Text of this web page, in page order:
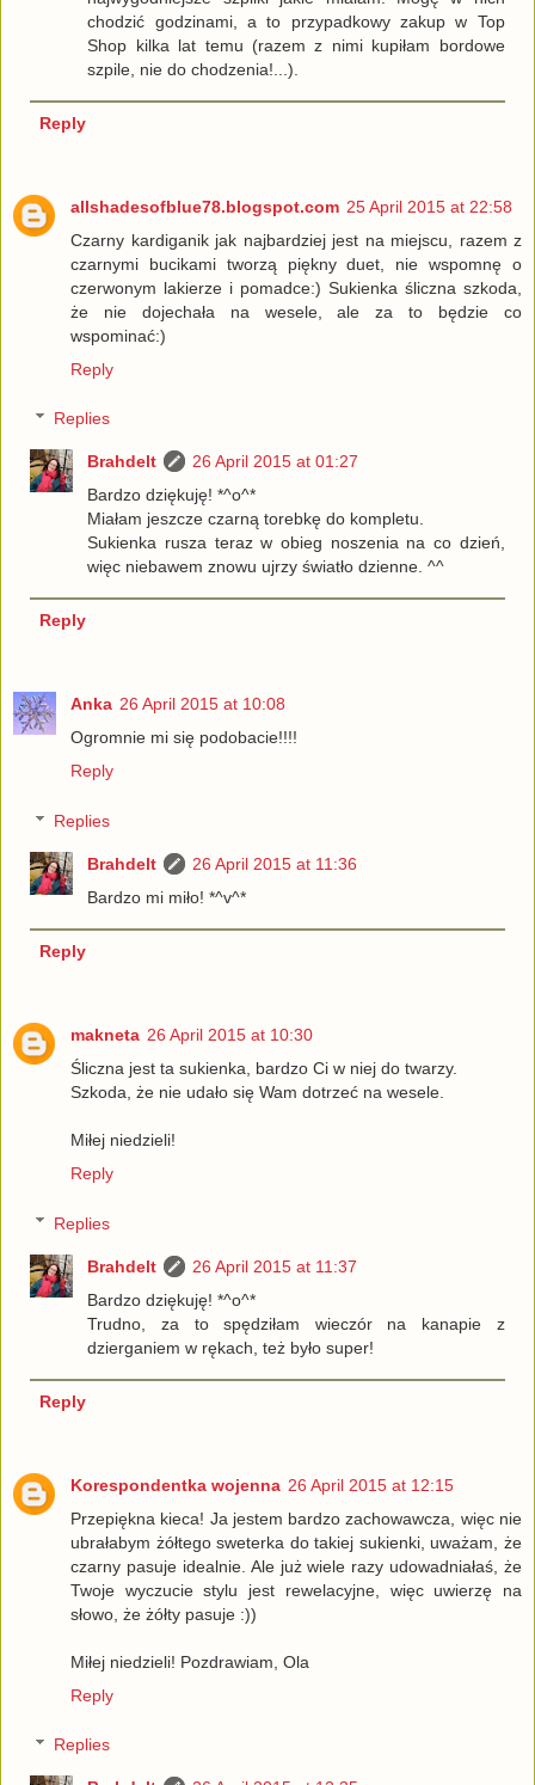
chodzić godzinami, a to przypadkowy zakup w Top
Shop kilka lat temu (razem z nimi kupiłam bordowe
szpile, nie do chodzenia!...).
Reply
allshadesofblue78.blogspot.com 25 April 2015 at 22:58
Czarny kardiganik jak najbardziej jest na miejscu, razem z
czarnymi bucikami tworzą piękny duet, nie wspomnę o
czerwonym lakierze i pomadce:) Sukienka śliczna szkoda,
że nie dojechała na wesele, ale za to będzie co
wspominać:)
Reply
Replies
Brahdelt
26 April 2015 at 01:27
Bardzo dziękuję! *^o^*
Miałam jeszcze czarną torebkę do kompletu.
Sukienka rusza teraz w obieg noszenia na co dzień,
więc niebawem znowu ujrzy światło dzienne. ^^
Reply
Anka 26 April 2015 at 10:08
Ogromnie mi się podobacie!!!!
Reply
Replies
Brahdelt
26 April 2015 at 11:36
Bardzo mi miło! *^v^*
Reply
makneta 26 April 2015 at 10:30
Śliczna jest ta sukienka, bardzo Ci w niej do twarzy.
Szkoda, że nie udało się Wam dotrzeć na wesele.
Miłej niedzieli!
Reply
Replies
Brahdelt
26 April 2015 at 11:37
Bardzo dziękuję! *^o^*
Trudno, za to spędziłam wieczór na kanapie z
dzierganiem w rękach, też było super!
Reply
Korespondentka wojenna 26 April 2015 at 12:15
Przepiękna kieca! Ja jestem bardzo zachowawcza, więc nie
ubrałabym żółtego sweterka do takiej sukienki, uważam, że
czarny pasuje idealnie. Ale już wiele razy udowadniałaś, że
Twoje wyczucie stylu jest rewelacyjne, więc uwierzę na
słowo, że żółty pasuje :))
Miłej niedzieli! Pozdrawiam, Ola
Reply
Replies